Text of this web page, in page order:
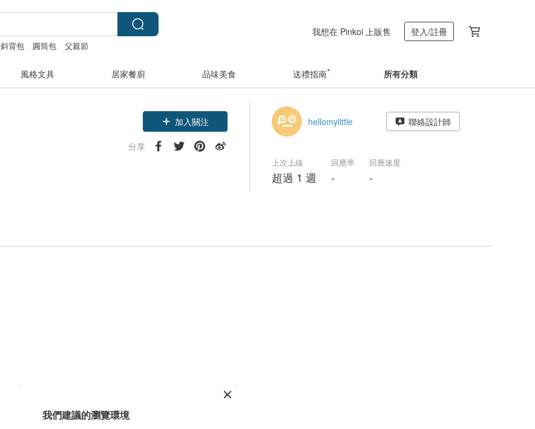
斜背包 圓筒包 父親節
我想在 Pinkoi 上販售 登入/註冊
風格文具 居家餐廚 品味美食 送禮指南 所有分類
加入關注
分享
hellomylittle 聯絡設計師
上次上線
超過 1 週
回應率
-
回應速度
-
我們建議的瀏覽環境